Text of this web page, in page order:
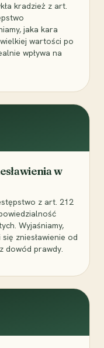
kradzież z art.
jaka kara
wartości po
wpływa na
w
z art. 212
Wyjaśniamy,
zniesławienie od
dowód prawdy.